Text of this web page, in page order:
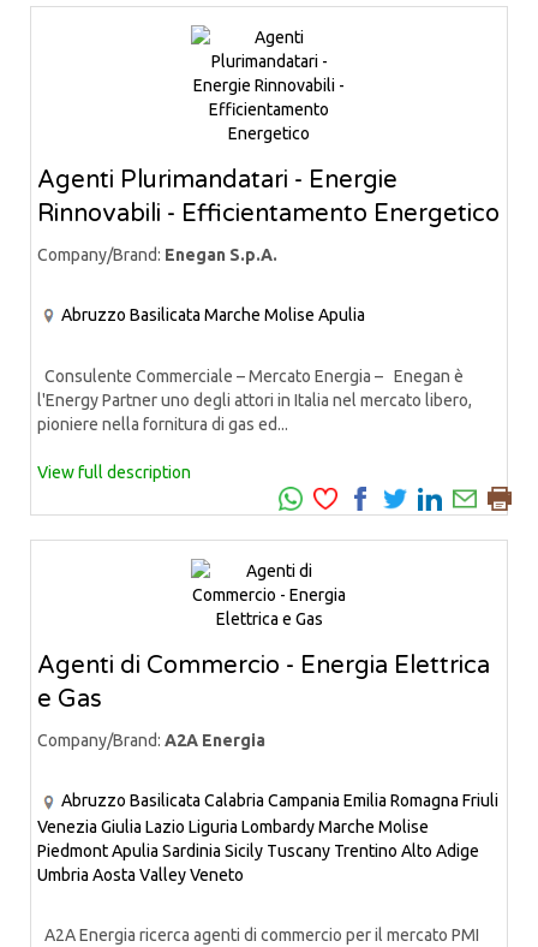
Agenti Plurimandatari - Energie
Rinnovabili - Efficientamento Energetico
Company/Brand: Enegan S.p.A.
Abruzzo Basilicata Marche Molise Apulia
Consulente Commerciale – Mercato Energia – Enegan è
l'Energy Partner uno degli attori in Italia nel mercato libero,
pioniere nella fornitura di gas ed...
View full description
Agenti di Commercio - Energia Elettrica
e Gas
Company/Brand: A2A Energia
Abruzzo Basilicata Calabria Campania Emilia Romagna Friuli
Venezia Giulia Lazio Liguria LombardyMarche Molise
PiedmontApulia Sardinia Sicily Tuscany Trentino Alto Adige
Umbria Aosta ValleyVeneto
A2A Energia ricerca agenti di commercio per il mercato PMI